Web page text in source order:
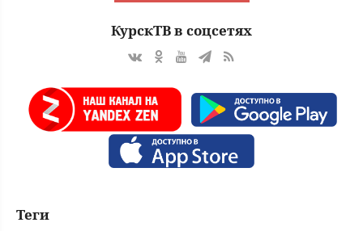
КурскТВ в соцсетях
Теги